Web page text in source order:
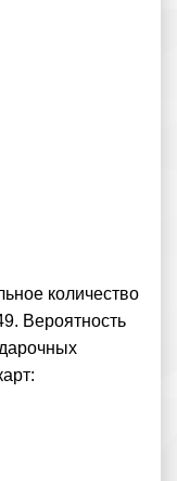
количество
Вероятность